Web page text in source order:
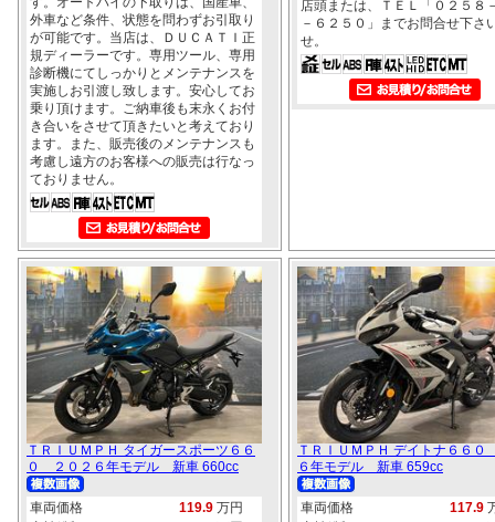
外車など条件、状態を問わずお引取り
が可能です。当店は、ＤＵＣＡＴＩ正
規ディーラーです。専用ツール、専用
診断機にてしっかりとメンテナンスを
実施しお引渡し致します。安心してお
乗り頂けます。ご納車後も末永くお付
き合いをさせて頂きたいと考えており
ます。また、販売後のメンテナンスも
考慮し遠方のお客様への販売は行なっ
ておりません。
店頭または、ＴＥＬ「０２５８
－６２５０」までお問合せ下さ
せ。
ＴＲＩＵＭＰＨ タイガースポーツ６６
０ ２０２６年モデル 新車 660cc
車両価格 119.9 万円
ＴＲＩＵＭＰＨ デイトナ６６
６年モデル 新車 659cc
車両価格 117.9